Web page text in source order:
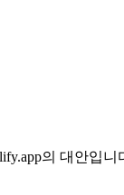
의 대안입